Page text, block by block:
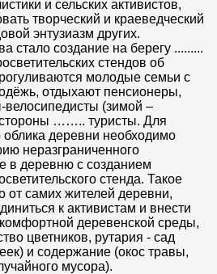
и сельских активистов,
творческий и краеведческий
энтузиазм других.
стало создание на берегу .........
стендов об
молодые семьи с
отдыхают пенсионеры,
(зимой –
…….. туристы. Для
облика деревни необходимо
неразграниченного
в деревню с созданием
стенда. Такое
от самих жителей деревни,
к активистам и внести
деревенской среды,
цветников, рутария - сад
и содержание (окос травы,
мусора).